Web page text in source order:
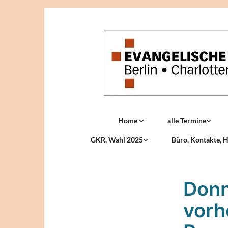
Home alle Termine
GKR, Wahl 2025 Büro, Kontakte,